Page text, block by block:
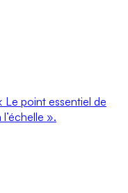
Le point essentiel de
».